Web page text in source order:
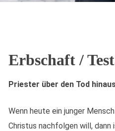
Erbschaft /
Priester über den Tod
Wenn heute ein junger
Christus nachfolgen will, dann